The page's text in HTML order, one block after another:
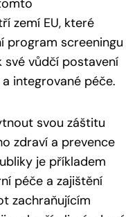
zemí EU, které
program screeningu
své vůdčí postavení
integrované péče.
svou záštitu
zdraví a prevence
je příkladem
péče a zajištění
zachraňujícím